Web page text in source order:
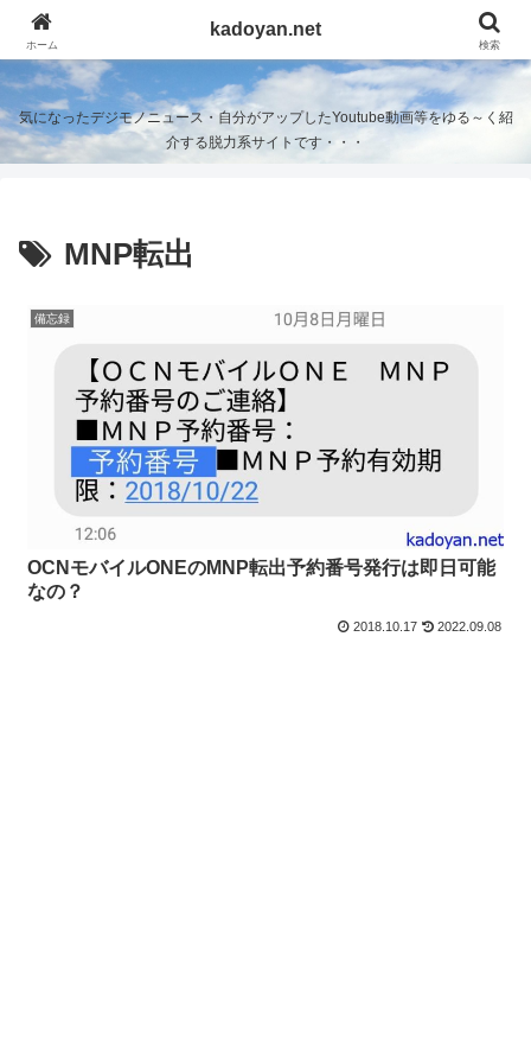
kadoyan.net
気になったデジモノニュース・自分がアップしたYoutube動画等をゆる～く紹
介する脱力系サイトです・・・
MNP転出
備忘録
OCNモバイルONEのMNP転出予約番号発行は即日可能
なの？
2018.10.17 2022.09.08
ホーム
kadoyan.net
検索